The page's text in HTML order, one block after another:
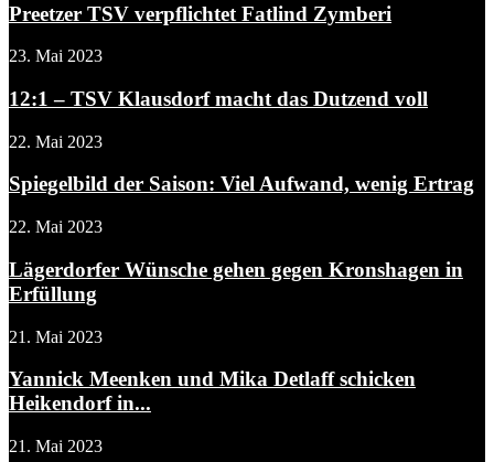
Preetzer TSV verpflichtet Fatlind Zymberi
23. Mai 2023
12:1 – TSV Klausdorf macht das Dutzend voll
22. Mai 2023
Spiegelbild der Saison: Viel Aufwand, wenig Ertrag
22. Mai 2023
Lägerdorfer Wünsche gehen gegen Kronshagen in
Erfüllung
21. Mai 2023
Yannick Meenken und Mika Detlaff schicken
Heikendorf in...
21. Mai 2023